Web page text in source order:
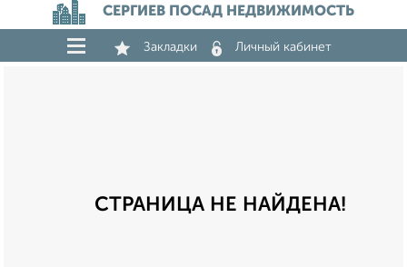
СЕРГИЕВ ПОСАД НЕДВИЖИМОСТЬ
Закладки Личный кабинет
СТРАНИЦА НЕ НАЙДЕНА!